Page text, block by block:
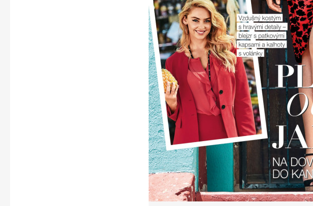
Naše krásná zahrada
Chip